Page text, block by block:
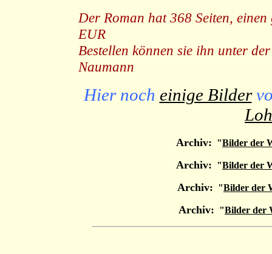
Der Roman hat 368 Seiten,
EUR
Bestellen können sie ihn unter
Naumann
Hier noch einige Bilder
Archiv: "Bilder der
Archiv: "Bilder der
Archiv: "Bilder der
Archiv: "Bilder der